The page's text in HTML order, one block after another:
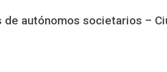
de autónomos societarios –